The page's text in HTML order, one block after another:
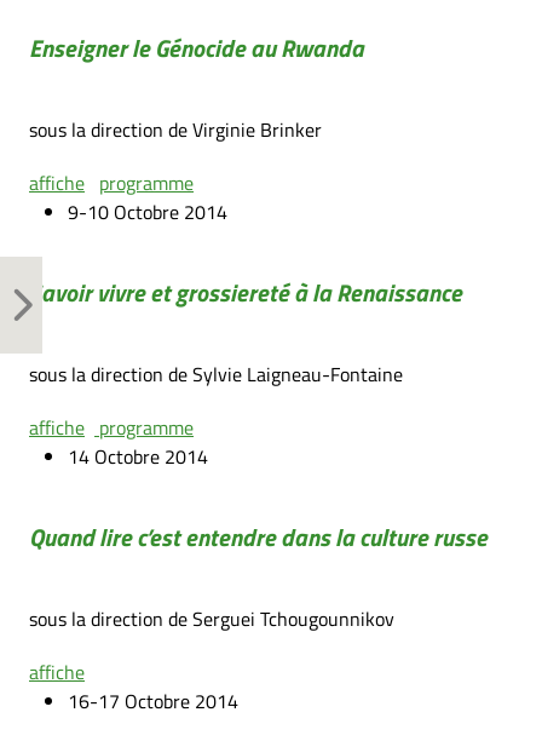
Enseigner le Génocide au Rwanda
sous la direction de Virginie Brinker
affiche programme
9-10 Octobre 2014
Savoir vivre et grossiereté à la Renaissance
sous la direction de Sylvie Laigneau-Fontaine
affiche programme
14 Octobre 2014
Quand lire c’est entendre dans la culture russe
sous la direction de Serguei Tchougounnikov
affiche
16-17 Octobre 2014